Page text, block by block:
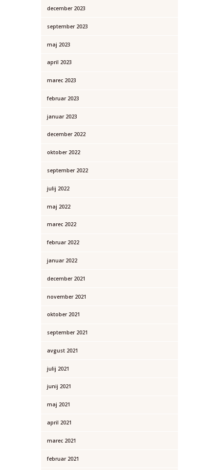
december 2023
september 2023
maj 2023
april 2023
marec 2023
februar 2023
januar 2023
december 2022
oktober 2022
september 2022
julij 2022
maj 2022
marec 2022
februar 2022
januar 2022
december 2021
november 2021
oktober 2021
september 2021
avgust 2021
julij 2021
junij 2021
maj 2021
april 2021
marec 2021
februar 2021